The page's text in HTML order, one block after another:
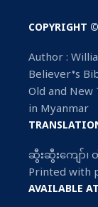
COPYRIGHT ©
Author :
Believer’s
Old and
in Myanmar
ဆွီးဆွီးကျော်
Printed with
AVAILABLE